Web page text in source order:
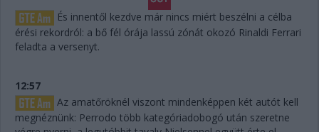
És innentől kezdve már nincs miért beszélni a célba
érési rekordról: a bő fél órája lassú zónát okozó Rinaldi Ferrari
feladta a versenyt.
12:57
Az amatőröknél viszont mindenképpen két autót kell
megnéznünk: Perrodo több kategóriadobogó után szeretne